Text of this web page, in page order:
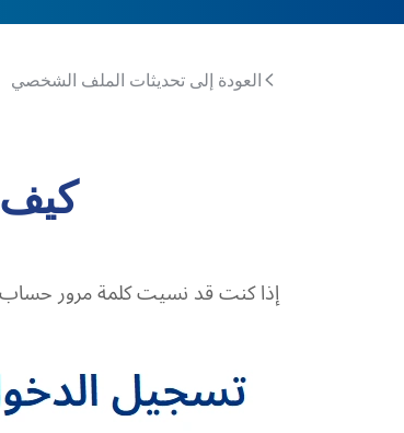
العودة إلى تحديثات الملف الشخصي
كيف
إذا كنت قد نسيت كلمة مرور حساب XS الخاص بك، يرجى استخدام رابط "نسيت كلمة المرور؟" المتوفر في صفحة تسجيل الدخول.